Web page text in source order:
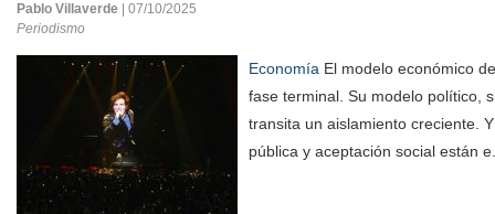
Pablo Villaverde
| 07/10/2025
Periodismo
Economía El modelo económico
fase terminal. Su modelo político,
transita un aislamiento creciente.
pública y aceptación social están